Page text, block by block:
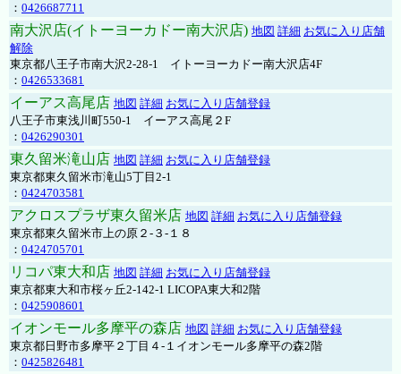
： 0426687711
南大沢店(イトーヨーカドー南大沢店) 地図 詳細 お気に入り店舗
解除
東京都八王子市南大沢2-28-1 イトーヨーカドー南大沢店4F
： 0426533681
イーアス高尾店 地図 詳細 お気に入り店舗登録
八王子市東浅川町550-1 イーアス高尾２F
： 0426290301
東久留米滝山店 地図 詳細 お気に入り店舗登録
東京都東久留米市滝山5丁目2-1
： 0424703581
アクロスプラザ東久留米店 地図 詳細 お気に入り店舗登録
東京都東久留米市上の原２-３-１８
： 0424705701
リコパ東大和店 地図 詳細 お気に入り店舗登録
東京都東大和市桜ヶ丘2-142-1 LICOPA東大和2階
： 0425908601
イオンモール多摩平の森店 地図 詳細 お気に入り店舗登録
東京都日野市多摩平２丁目４-１イオンモール多摩平の森2階
： 0425826481